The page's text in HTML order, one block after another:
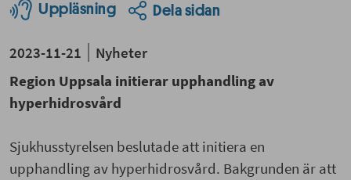
Uppläsning Dela sidan
2023-11-21
Nyheter
Region Uppsala initierar upphandling av
hyperhidrosvård
Sjukhusstyrelsen beslutade att initiera en
upphandling av hyperhidrosvård. Bakgrunden är att